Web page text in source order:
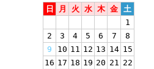
日
月 火 水 木 金 土
1
2
3 4 5 6 7
8
9
10 11 12 13 14 15
16 17 18 19 20 21 22